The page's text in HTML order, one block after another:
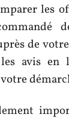
les
de
avis en